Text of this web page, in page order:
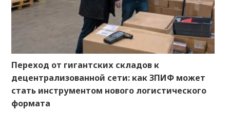
Переход от гигантских складов к
децентрализованной сети: как ЗПИФ может
стать инструментом нового логистического
формата